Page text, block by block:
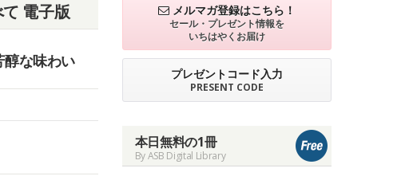
電子版
な味わい
メルマガ登録はこちら！
セール・プレゼント情報を
いちはやくお届け
プレゼントコード入力
PRESENT CODE
本日無料の1冊
By ASB Digital Library